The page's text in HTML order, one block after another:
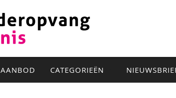
AANBOD CATEGORIEËN